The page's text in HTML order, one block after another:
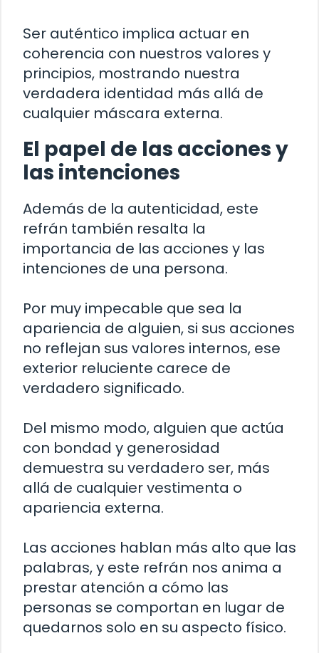
Ser auténtico implica actuar en
coherencia con nuestros valores y
principios, mostrando nuestra
verdadera identidad más allá de
cualquier máscara externa.
El papel de las acciones y
las intenciones
Además de la autenticidad, este
refrán también resalta la
importancia de las acciones y las
intenciones de una persona.
Por muy impecable que sea la
apariencia de alguien, si sus acciones
no reflejan sus valores internos, ese
exterior reluciente carece de
verdadero significado.
Del mismo modo, alguien que actúa
con bondad y generosidad
demuestra su verdadero ser, más
allá de cualquier vestimenta o
apariencia externa.
Las acciones hablan más alto que las
palabras, y este refrán nos anima a
prestar atención a cómo las
personas se comportan en lugar de
quedarnos solo en su aspecto físico.